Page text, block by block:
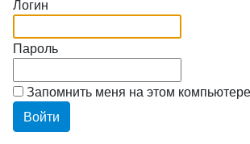
Логин
Пароль
Запомнить меня на этом компьютере